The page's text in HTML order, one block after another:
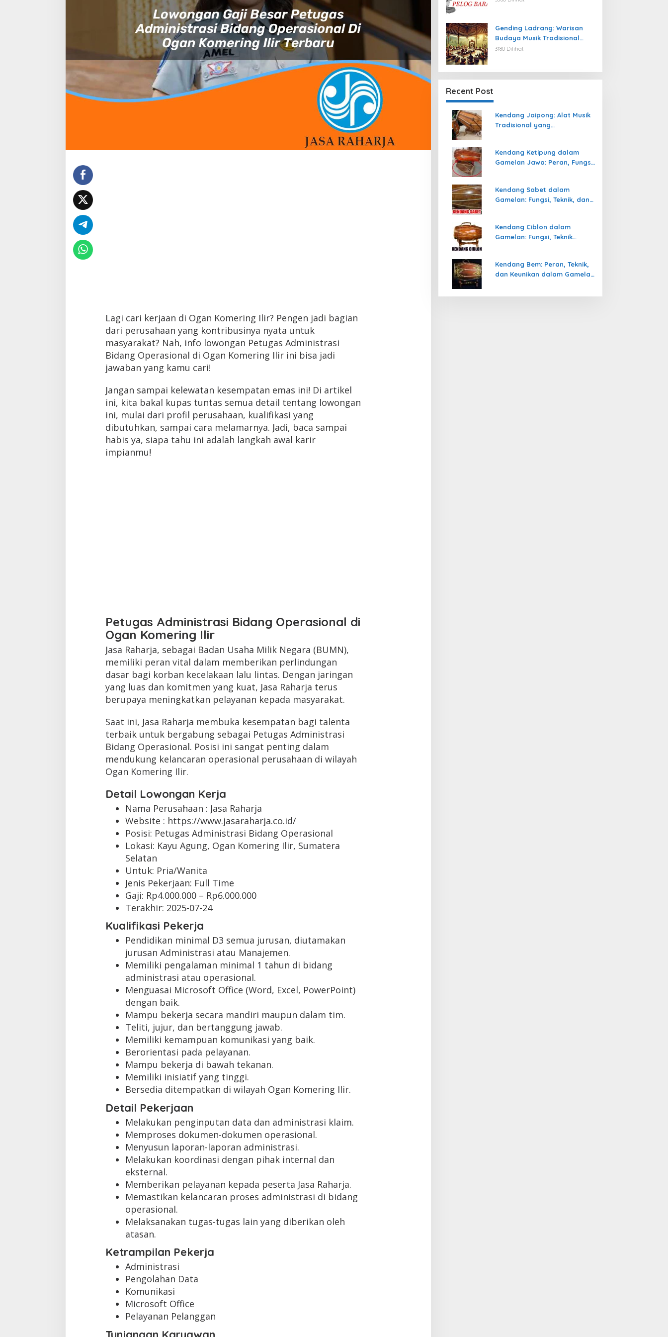
Lagi cari kerjaan di Ogan Komering Ilir? Pengen jadi bagian
dari perusahaan yang kontribusinya nyata untuk
masyarakat? Nah, info lowongan Petugas Administrasi
Bidang Operasional di Ogan Komering Ilir ini bisa jadi
jawaban yang kamu cari!
Jangan sampai kelewatan kesempatan emas ini! Di artikel
ini, kita bakal kupas tuntas semua detail tentang lowongan
ini, mulai dari profil perusahaan, kualifikasi yang
dibutuhkan, sampai cara melamarnya. Jadi, baca sampai
habis ya, siapa tahu ini adalah langkah awal karir
impianmu!
Petugas Administrasi Bidang Operasional di
Ogan Komering Ilir
Jasa Raharja, sebagai Badan Usaha Milik Negara (BUMN),
memiliki peran vital dalam memberikan perlindungan
dasar bagi korban kecelakaan lalu lintas. Dengan jaringan
yang luas dan komitmen yang kuat, Jasa Raharja terus
berupaya meningkatkan pelayanan kepada masyarakat.
Saat ini, Jasa Raharja membuka kesempatan bagi talenta
terbaik untuk bergabung sebagai Petugas Administrasi
Bidang Operasional. Posisi ini sangat penting dalam
mendukung kelancaran operasional perusahaan di wilayah
Ogan Komering Ilir.
Detail Lowongan Kerja
Nama Perusahaan : Jasa Raharja
Website : https://www.jasaraharja.co.id/
Posisi: Petugas Administrasi Bidang Operasional
Lokasi: Kayu Agung, Ogan Komering Ilir, Sumatera
Selatan
Untuk: Pria/Wanita
Jenis Pekerjaan: Full Time
Gaji: Rp4.000.000– Rp6.000.000
Terakhir: 2025-07-24
Kualifikasi Pekerja
Pendidikan minimal D3 semua jurusan, diutamakan
jurusan Administrasi atau Manajemen.
Memiliki pengalaman minimal 1 tahun di bidang
administrasi atau operasional.
Menguasai Microsoft Office (Word, Excel, PowerPoint)
dengan baik.
Mampu bekerja secara mandiri maupun dalam tim.
Teliti, jujur, dan bertanggung jawab.
Memiliki kemampuan komunikasi yang baik.
Berorientasi pada pelayanan.
Mampu bekerja di bawah tekanan.
Memiliki inisiatif yang tinggi.
Bersedia ditempatkan di wilayah Ogan Komering Ilir.
Detail Pekerjaan
Melakukan penginputan data dan administrasi klaim.
Memproses dokumen-dokumen operasional.
Menyusun laporan-laporan administrasi.
Melakukan koordinasi dengan pihak internal dan
eksternal.
Memberikan pelayanan kepada peserta Jasa Raharja.
Memastikan kelancaran proses administrasi di bidang
operasional.
Melaksanakan tugas-tugas lain yang diberikan oleh
atasan.
Ketrampilan Pekerja
Administrasi
Pengolahan Data
Komunikasi
Microsoft Office
Pelayanan Pelanggan
Gending Ladrang: Warisan
Budaya Musik Tradisional
Jawa yang Abadi
3180 Dilihat
Recent Post
Kendang Jaipong: Alat Musik
Tradisional yang
Kendang Ketipung dalam
Gamelan Jawa: Peran, Fungsi,
Kendang Sabet dalam
Gamelan: Fungsi, Teknik, dan
Kendang Ciblon dalam
Gamelan: Fungsi, Teknik
Kendang Bem: Peran, Teknik,
dan Keunikan dalam Gamelan